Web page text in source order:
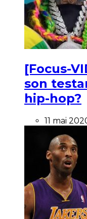
[Focus-
son
hip-hop?
11 mai